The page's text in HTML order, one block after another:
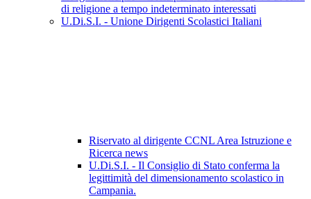
di religione a tempo indeterminato interessati
U.Di.S.I. - Unione Dirigenti Scolastici Italiani
Riservato al dirigente CCNL Area Istruzione e
Ricerca news
U.Di.S.I. - Il Consiglio di Stato conferma la
legittimità del dimensionamento scolastico in
Campania.